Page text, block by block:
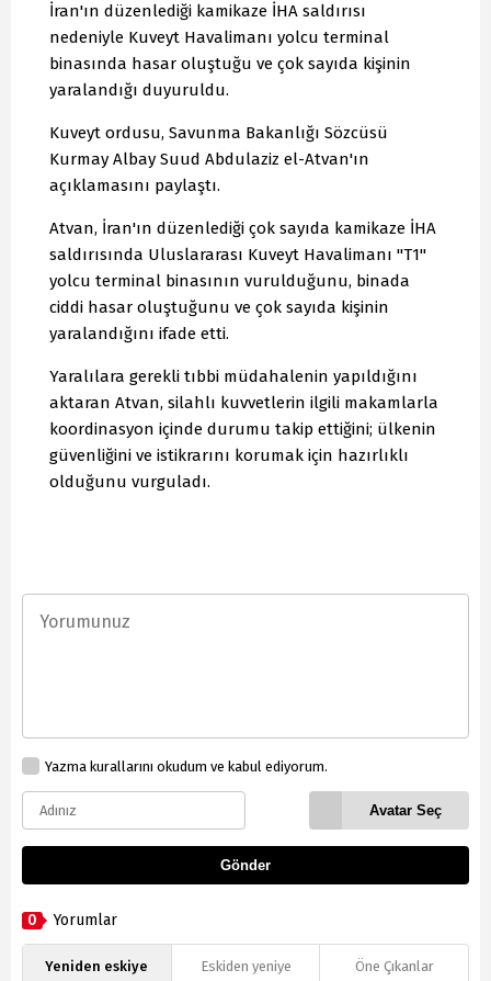
İran'ın düzenlediği kamikaze İHA saldırısı
nedeniyle Kuveyt Havalimanı yolcu terminal
binasında hasar oluştuğu ve çok sayıda kişinin
yaralandığı duyuruldu.
Kuveyt ordusu, Savunma Bakanlığı Sözcüsü
Kurmay Albay Suud Abdulaziz el-Atvan'ın
açıklamasını paylaştı.
Atvan, İran'ın düzenlediği çok sayıda kamikaze İHA
saldırısında Uluslararası Kuveyt Havalimanı "T1"
yolcu terminal binasının vurulduğunu, binada
ciddi hasar oluştuğunu ve çok sayıda kişinin
yaralandığını ifade etti.
Yaralılara gerekli tıbbi müdahalenin yapıldığını
aktaran Atvan, silahlı kuvvetlerin ilgili makamlarla
koordinasyon içinde durumu takip ettiğini; ülkenin
güvenliğini ve istikrarını korumak için hazırlıklı
olduğunu vurguladı.
Yazma kurallarını okudum ve kabul ediyorum.
Avatar Seç
Gönder
0 Yorumlar
Yeniden eskiye Eskiden yeniye Öne Çıkanlar